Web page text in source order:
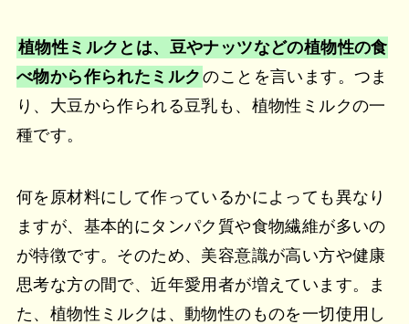
植物性ミルクとは、豆やナッツなどの植物性の食
べ物から作られたミルク のことを言います。つま
り、大豆から作られる豆乳も、植物性ミルクの一
種です。
何を原材料にして作っているかによっても異なり
ますが、基本的にタンパク質や食物繊維が多いの
が特徴です。そのため、美容意識が高い方や健康
思考な方の間で、近年愛用者が増えています。ま
た、植物性ミルクは、動物性のものを一切使用し